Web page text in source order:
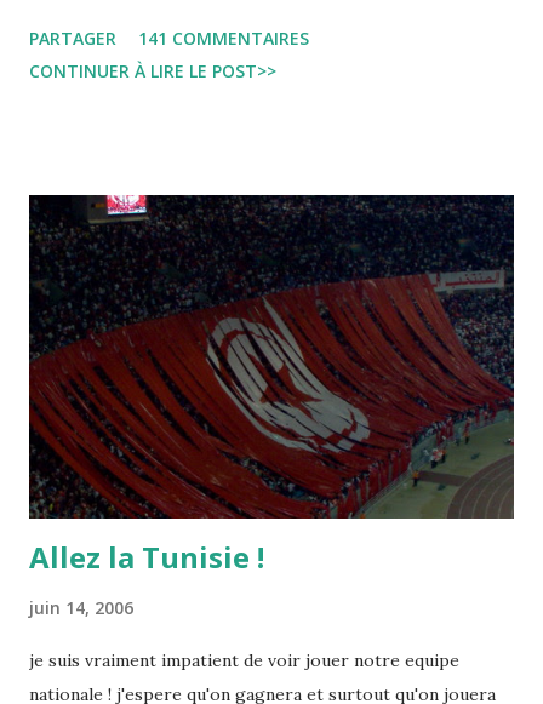
Leila fi amarikia Little Sarah American girl Massir mots a
dire Mouch ex Mazzika Tun...
PARTAGER
141 COMMENTAIRES
CONTINUER À LIRE LE POST>>
Allez la Tunisie !
juin 14, 2006
je suis vraiment impatient de voir jouer notre equipe
nationale ! j'espere qu'on gagnera et surtout qu'on jouera